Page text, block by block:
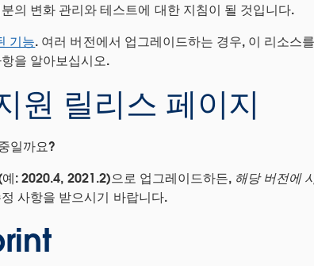
의 변화 관리와 테스트에 대한 지침이 될 것입니다.
기능. 여러 버전에서 업그레이드하는 경우, 이 리소스
을 알아보십시오.
원 릴리스 페이지
일까요?
: 2020.4, 2021.2)으로 업그레이드하든, 해당 버전에
사항을 받으시기 바랍니다.